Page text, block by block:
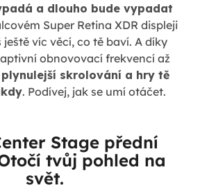
a dlouho bude vypadat
Super Retina XDR displeji
ještě víc věcí, co tě baví. A díky
obnovovací frekvencí až
plynulejší skrolování a hry tě
. Podívej, jak se umí otáčet.
Stage přední
tvůj pohled na
svět.